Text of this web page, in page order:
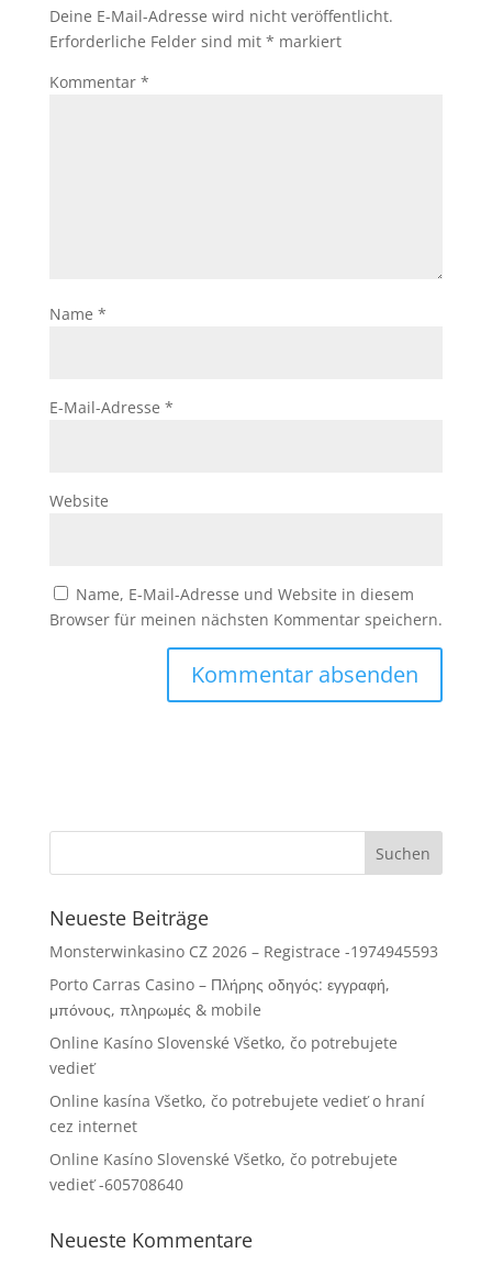
Deine E-Mail-Adresse wird nicht veröffentlicht.
Erforderliche Felder sind mit * markiert
Kommentar *
Name *
E-Mail-Adresse *
Website
Name, E-Mail-Adresse und Website in diesem
Browser für meinen nächsten Kommentar speichern.
Neueste Beiträge
Monsterwinkasino CZ 2026 – Registrace -1974945593
Porto Carras Casino – Πλήρης οδηγός: εγγραφή,
μπόνους, πληρωμές & mobile
Online Kasíno Slovenské Všetko, čo potrebujete
vedieť
Online kasína Všetko, čo potrebujete vedieť o hraní
cez internet
Online Kasíno Slovenské Všetko, čo potrebujete
vedieť -605708640
Neueste Kommentare